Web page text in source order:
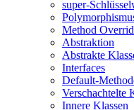
super-
Method
Abstraktion
Abstrakte
Interfaces
Default-
Verschachtelte
Innere Klassen